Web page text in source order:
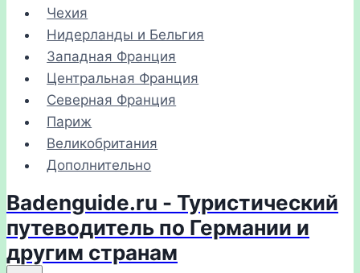
Чехия
Нидерланды и Бельгия
Западная Франция
Центральная Франция
Северная Франция
Париж
Великобритания
Дополнительно
Badenguide.ru - Туристический
путеводитель по Германии и
другим странам